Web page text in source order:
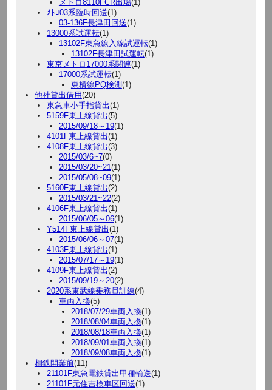
メトロ8110FCR出場(1)
ﾒﾄﾛ03系臨時回送(1)
03-136F長津田回送(1)
13000系試運転(1)
13102F東急線入線試運転(1)
13102F長津田試運転(1)
東京メトロ17000系関連(1)
17000系試運転(1)
東横線PQ検測 (1)
他社貸出借用(20)
東急車小手指貸出(1)
5159F東上線貸出(5)
2015/09/18～19(1)
4101F東上線貸出(1)
4108F東上線貸出(3)
2015/03/6~7(0)
2015/03/20~21(1)
2015/05/08~09(1)
5160F東上線貸出(2)
2015/03/21~22(2)
4106F東上線貸出(1)
2015/06/05～06(1)
Y514F東上線貸出(1)
2015/06/06～07(1)
4103F東上線貸出(1)
2015/07/17～19(1)
4109F東上線貸出(2)
2015/09/19～20(2)
2020系東武線乗務員訓練(4)
車両入換(5)
2018/07/29車両入換(1)
2018/08/04車両入換(1)
2018/08/18車両入換(1)
2018/09/01車両入換(1)
2018/09/08車両入換(1)
相鉄開業前(11)
21101F東急電鉄貸出甲種輸送(1)
21101F元住吉検車区回送(1)